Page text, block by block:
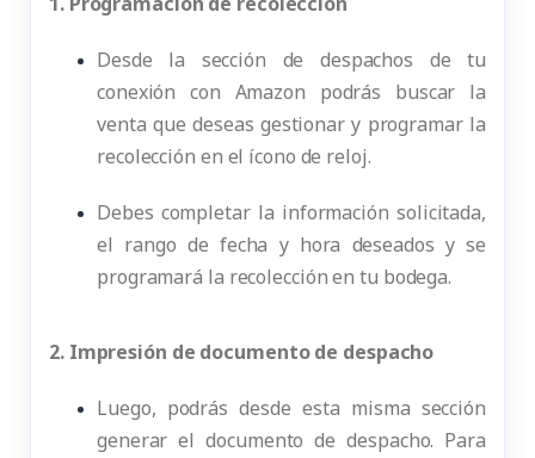
Desde la sección de despachos de tu
conexión con Amazon podrás buscar la
venta que deseas gestionar y programar la
recolección en el ícono de reloj.
Debes completar la información solicitada,
el rango de fecha y hora deseados y se
programará la recolección en tu bodega.
2. Impresión de documento de despacho
Luego, podrás desde esta misma sección
generar el documento de despacho. Para